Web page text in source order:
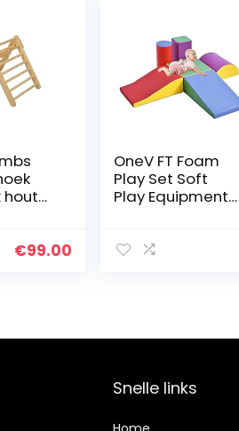
hout
€99.00
OneV FT Foam
Play Set Soft
Play Equipment
Set Lichtgewicht
Snelle links